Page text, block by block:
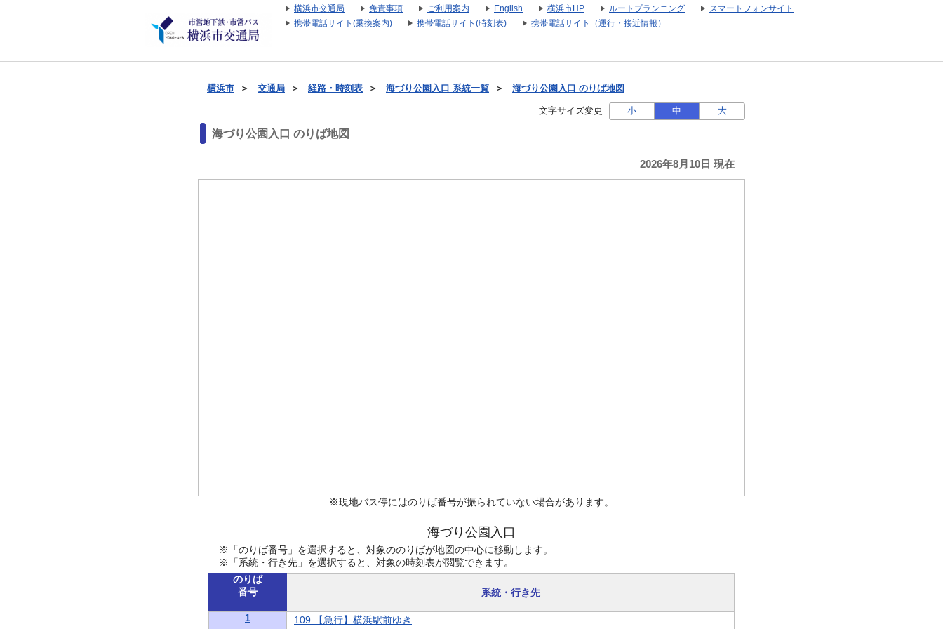
横浜市交通局 免責事項 ご利用案内 English 横浜市HP ルートプランニング
スマートフォンサイト
携帯電話サイト(乗換案内)
携帯電話サイト(時刻表) 携帯電話サイト（運行・接近情報）
横浜市 ＞ 交通局 ＞ 経路・時刻表 ＞ 海づり公園入口 系統一覧 ＞ 海づり公園入口 のりば地図
文字サイズ変更 小 中 大
海づり公園入口 のりば地図
2026年8月10日 現在
※現地バス停にはのりば番号が振られていない場合があります。
海づり公園入口
※「のりば番号」を選択すると、対象ののりばが地図の中心に移動します。
※「系統・行き先」を選択すると、対象の時刻表が閲覧できます。
のりば
番号
系統・行き先
1 109 【急行】横浜駅前ゆき